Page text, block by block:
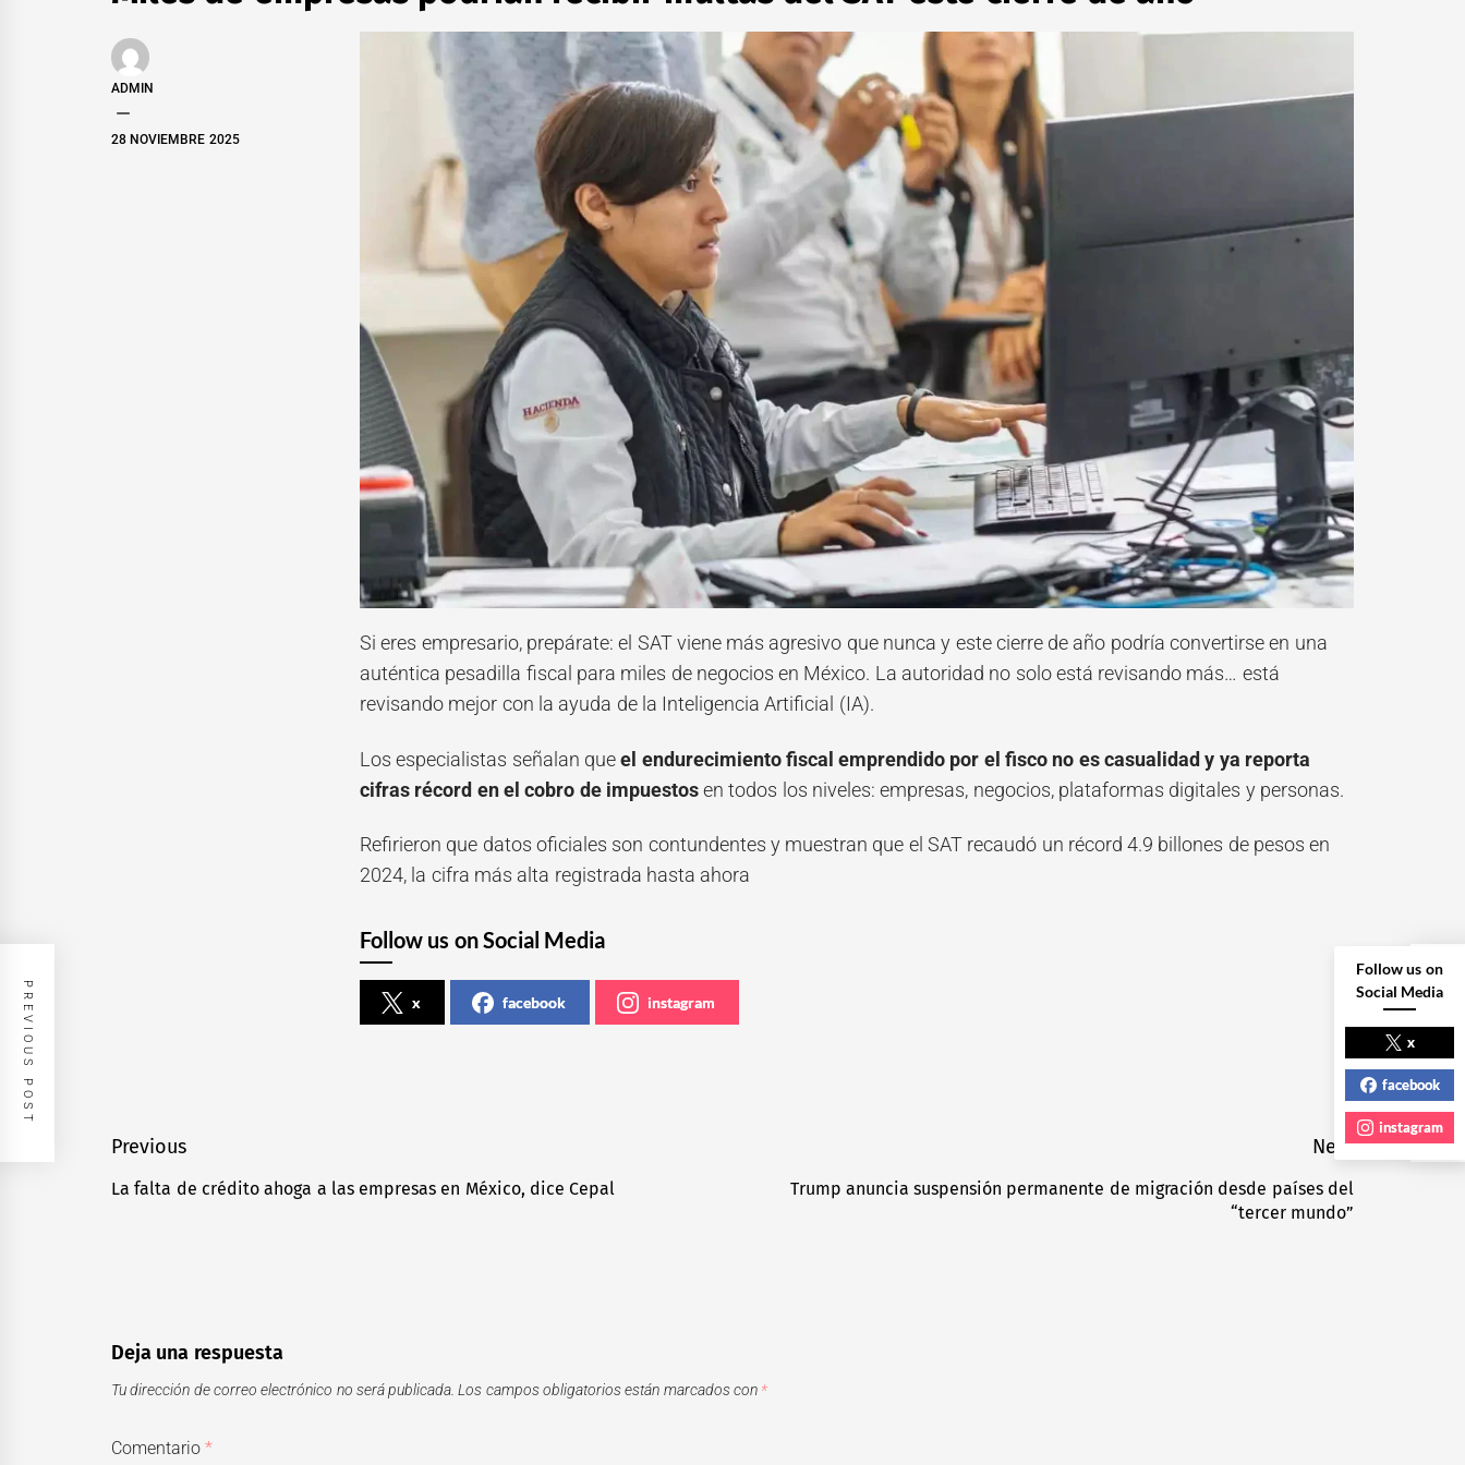
ADMIN
28 NOVIEMBRE 2025
Si eres empresario, prepárate: el SATviene más agresivo que nunca y este cierre de año podría convertirse en una
auténtica pesadilla fiscal para miles de negocios en México. La autoridad no solo está revisando más… está
revisando mejor con la ayuda de la Inteligencia Artificial (IA).
Los especialistas señalan queel endurecimiento fiscal emprendido por el fisco no es casualidad y ya reporta
cifras récord en el cobro de impuestosen todos los niveles: empresas, negocios, plataformas digitales y personas.
Refirieron que datos oficiales son contundentes y muestran que el SAT recaudó un récord 4.9 billones de pesos en
2024, la cifra más alta registrada hasta ahora
Follow us on Social Media
x facebook instagram
Navegación
de
Previous
Previous
La falta de crédito ahoga a las empresas en México, dice Cepal
Next
Next
Trump anuncia suspensión permanente de migración desde países del
“tercer mundo”
PREVIOUS POST NEXT POST
Deja una respuesta
Tu dirección de correo electrónico no será publicada. Los campos obligatorios están marcados con *
Comentario*
Follow us on
Social Media
x
facebook
instagram